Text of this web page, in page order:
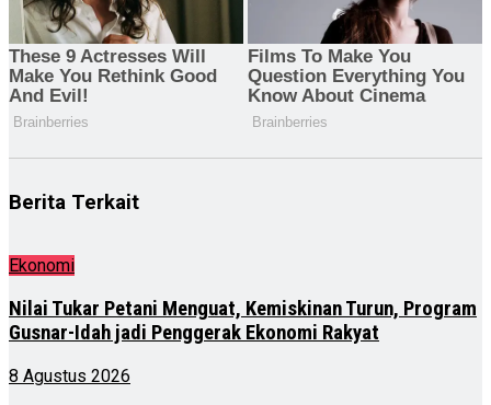
Berita Terkait
Ekonomi
Nilai Tukar Petani Menguat, Kemiskinan Turun, Program
Gusnar-Idah jadi Penggerak Ekonomi Rakyat
8 Agustus 2026